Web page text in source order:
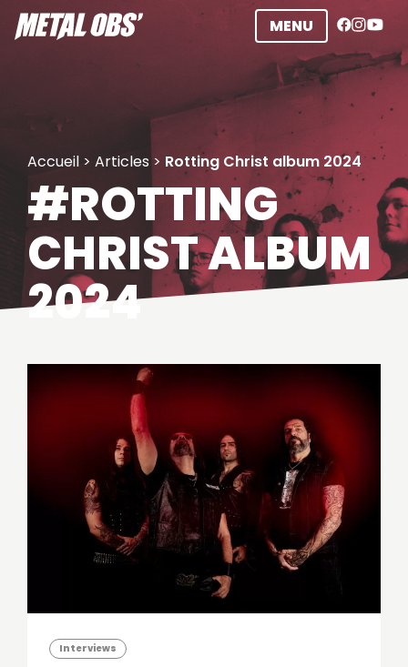
Aller
au
MENU
Accueil > Articles > Rotting Christ album 2024
#ROTTING
CHRIST ALBUM
2024
Interviews